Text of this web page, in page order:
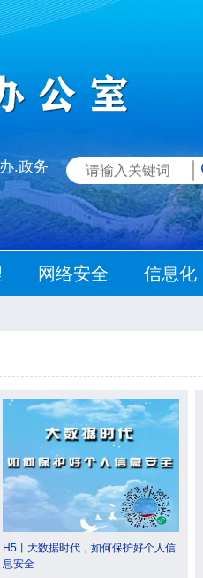
.政务
网络安全 信息化
H5丨大数据时代，如何保护好个人信
息安全